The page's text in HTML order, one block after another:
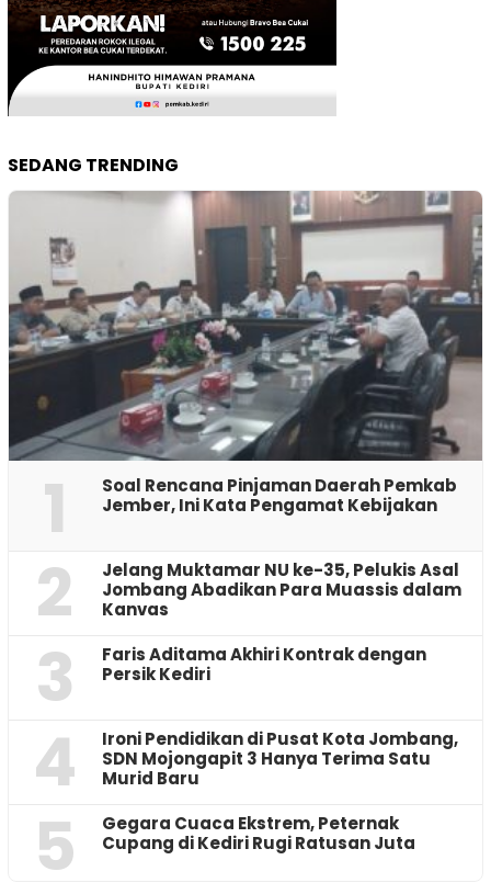
SEDANG TRENDING
1
‎Soal Rencana Pinjaman Daerah Pemkab
Jember, Ini Kata Pengamat Kebijakan ‎
2
Jelang Muktamar NU ke-35, Pelukis Asal
Jombang Abadikan Para Muassis dalam
Kanvas
3
Faris Aditama Akhiri Kontrak dengan
Persik Kediri
4
Ironi Pendidikan di Pusat Kota Jombang,
SDN Mojongapit 3 Hanya Terima Satu
Murid Baru
5
‎Gegara Cuaca Ekstrem, Peternak
Cupang di Kediri Rugi Ratusan Juta